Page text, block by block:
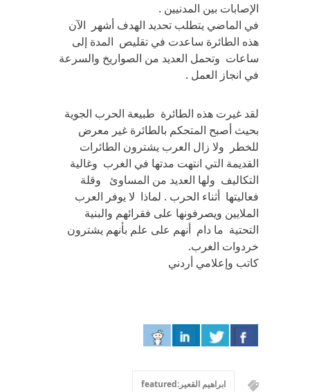
الإصابات بين المدنيين .
في الماضي يتطلب تحديد الهدف أشهر الآن
هذه الطائرة ساعدت في تقليص المدة إلى
ساعات وتحمل العديد من الصواريخ والسرعة
في انجاز العمل .
لقد غيرت هذه الطائرة طبيعة الحرب الجوية
بحيث أصبح المتحكم بالطائرة غير معرض
للخطر ولا زال العرب يشترون الطائرات
القديمة التي انتهت مدتها في الغرب وغالية
التكاليف ولها العديد من المساوئ وقلة
فعاليتها أثناء الحرب . لماذا لا يوفر العرب
الملايين ويصرفونها على فقرائهم والبنية
التحتية ما دام أنهم على علم بأنهم يشترون
خردوات الغرب.
كاتب وإعلامي أردني
ابراهيم القعير:featured